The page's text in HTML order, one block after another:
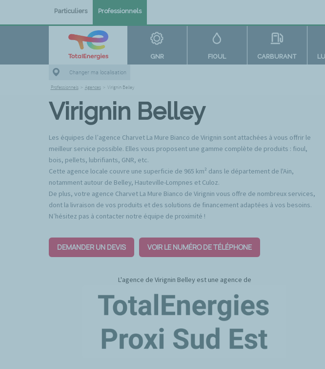
Particuliers Professionnels
GNR FIOUL CARBURANT
Changer ma localisation
Professionnels > Agences > Virignin Belley
Virignin Belley
Les équipes de l’agence Charvet La Mure Bianco de Virignin sont attachées à vous offrir le
meilleur service possible. Elles vous proposent une gamme complète de produits : fioul,
bois, pellets, lubrifiants, GNR, etc.
Cette agence locale couvre une superficie de 965 km² dans le département de l'Ain,
notamment autour de Belley, Hauteville-Lompnes et Culoz.
De plus, votre agence Charvet La Mure Bianco de Virignin vous offre de nombreux services,
dont la livraison de vos produits et des solutions de financement adaptées à vos besoins.
N’hésitez pas à contacter notre équipe de proximité !
DEMANDER UN DEVIS VOIR LE NUMÉRO DE TÉLÉPHONE
L'agence de Virignin Belley est une agence de